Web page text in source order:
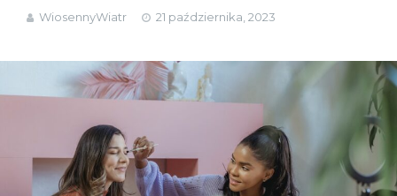
WiosennyWiatr 21 października, 2023